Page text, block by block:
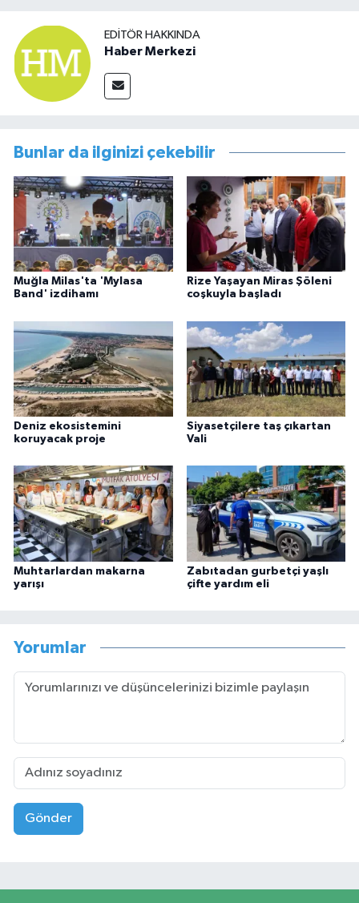
EDITÖR HAKKINDA
Haber Merkezi
Bunlar da ilginizi çekebilir
Muğla Milas'ta 'Mylasa
Band' izdihamı
Rize Yaşayan Miras Şöleni
coşkuyla başladı
Deniz ekosistemini
koruyacak proje
Siyasetçilere taş çıkartan
Vali
Muhtarlardan makarna
yarışı
Zabıtadan gurbetçi yaşlı
çifte yardım eli
Yorumlar
Gönder